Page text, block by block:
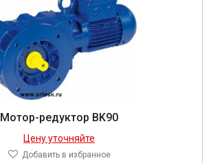
Мотор-редуктор BK90
Цену уточняйте
Добавить в избранное